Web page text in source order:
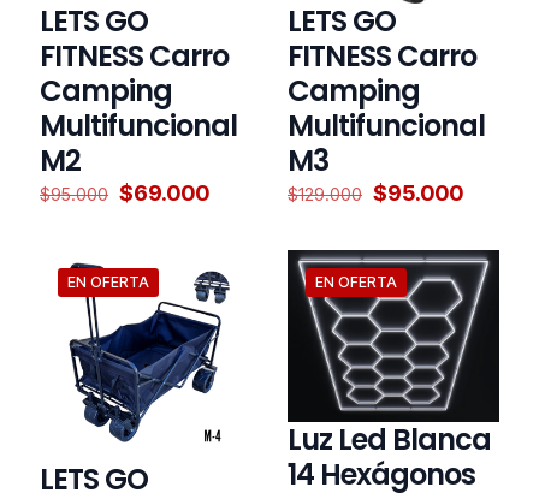
LETS GO
FITNESS Carro
Camping
Multifuncional
M2
$95.000 El
$95.000.
$69.000El
$69.000.
LETS GO
FITNESS Carro
Camping
Multifuncional
M3
$129.000 El
era:
$129.000.
$95.000El
es:
EN OFERTA
LETS GO
EN OFERTA
Luz Led Blanca
14 Hexágonos